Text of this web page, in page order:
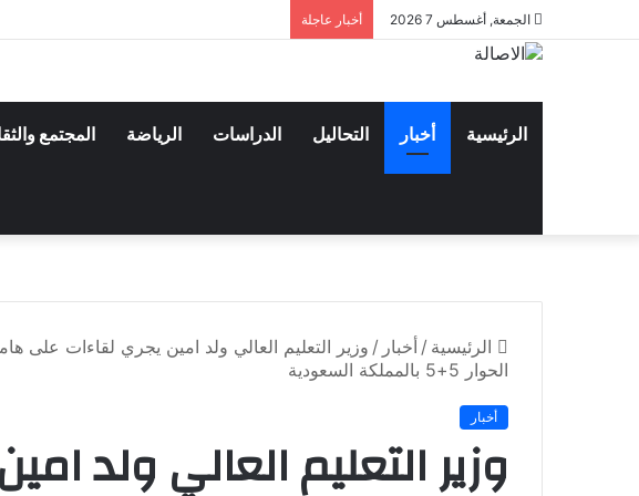
الجمعة, أغسطس 7 2026 أخبار عاجلة
الرئيسية أخبار التحاليل الدراسات الرياضة المجتمع
الرئيسية / أخبار / وزير التعليم العالي ولد امين يجري لقاءات على
الحوار 5+5 بالمملكة السعودية
أخبار
وزير التعليم العالي ولد